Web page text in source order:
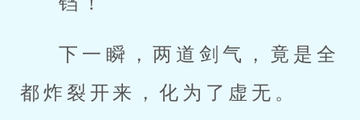
下一瞬，两道剑气，竟是全
都炸裂开来，化为了虚无。